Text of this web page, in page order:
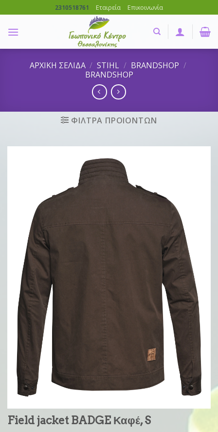
to
content
2310518761 Εταιρεία Επικοινωνία
ΑΡΧΙΚΗ ΣΕΛΙΔΑ / STIHL / BRANDSHOP /
BRANDSHOP
ΦΙΛΤΡΑ ΠΡΟΙΟΝΤΩΝ
Field jacket BADGE Καφέ, S